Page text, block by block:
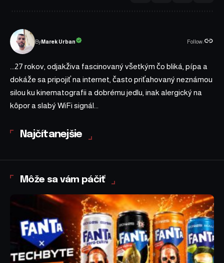
ByMarek Urban Follow:
...27 rokov, odjakživa fascinovaný všetkým čo bliká, pípa a
dokáže sa pripojiť na internet, často priťahovaný neznámou
silou ku kinematografii a dobrému jedlu, inak alergický na
kôpor a slabý WiFi signál...
Najčítanejšie
Môže sa vám páčiť